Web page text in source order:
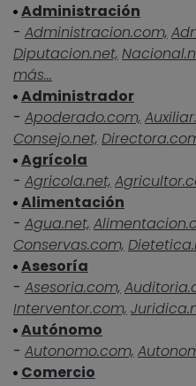
Administración
- Administracion.com,
Diputacion.net,
más...
Administrador
- Apoderado.com,
Consejo.net,
Agrícola
- Agricola.net,
Alimentación
- Agua.net,
Conservas.com,
Asesoría
- Asesoria.com,
Interventor.com,
Autónomo
- Autonomo.com,
Comercio